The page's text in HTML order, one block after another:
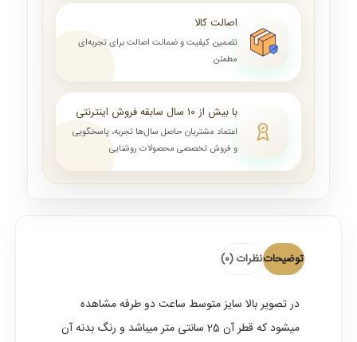
اصالت کالا
تضمین کیفیت و ضمانت اصالت برای تجربه‌ای
مطمئن
با بیش از ۱۰ سال سابقه فروش اینترنتی
اعتماد مشتریان حاصل سال‌ها تجربه، پاسخگویی
و فروش تخصصی محصولات روشنایی
توضیحاتنظرات (0)
در تصویر بالا سایز متوسط ساعت دو طرفه مشاهده
میشود که قطر آن 25 سانتی متر میباشد و رنگ بدنه آن